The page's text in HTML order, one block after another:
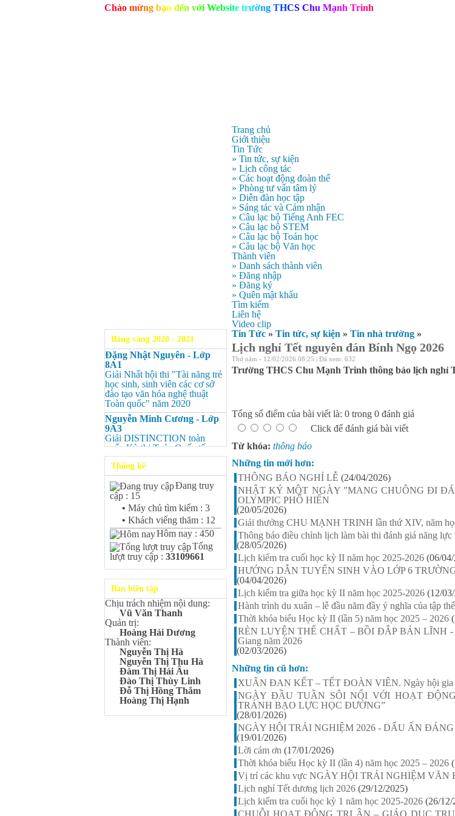
Chào mừng bạn đến với Website trường THCS Chu Mạnh Trinh
Trang chủ
Giới thiệu
Tin Tức
» Tin tức, sự kiện
» Lịch công tác
» Các hoạt động đoàn thể
» Phòng tư vấn tâm lý
» Diễn đàn học tập
» Sáng tác và Cảm nhận
» Câu lạc bộ Tiếng Anh FEC
» Câu lạc bộ STEM
» Câu lạc bộ Toán học
» Câu lạc bộ Văn học
Thành viên
» Danh sách thành viên
» Đăng nhập
» Đăng ký
» Quên mật khẩu
Tìm kiếm
Liên hệ
Video clip
Bảng vàng 2020 - 2021
Đặng Nhật Nguyên - Lớp
8A1
Giải Nhất hội thi "Tài năng trẻ
học sinh, sinh viên các cơ sở
đào tạo văn hóa nghệ thuật
Toàn quốc" năm 2020
Nguyễn Minh Cương - Lớp
9A3
Giải DISTINCTION toàn
quốc Kỳ thi Toán Quốc tế
Kangaroo – IKMC 2020
Nguyễn Minh Cương - Lớp
9A3
Giải Ba kỳ thi chọn HSG cấp
tỉnh môn Toán.
Bùi Quang Minh - Lớp 9A3
Giải DISTINCTION Toàn
quốc Kỳ thi Toán Quốc tế
Kangaroo – IKMC 2020
Bùi Quang Minh - Lớp 9A3
Giải Ba kỳ thi chọn HSG cấp
tỉnh môn Toán.
Đinh Anh Thư - Lớp 9A3
Giải Nhì kỳ thi chọn HSG cấp
tỉnh môn Sinh học.
Chu Quang Lượng - Lớp
9A3
Giải Ba kỳ thi chọn HSG cấp
tỉnh môn Toán.
Lê Minh Chiến- Lớp 9A3
Giải Ba kỳ thi chọn HSG cấp
tỉnh môn Sinh học.
Giải Ba kỳ thi chọn HSG cấp
Thống kê
Đang truy
cập : 15
• Máy chủ tìm kiếm : 3
• Khách viếng thăm : 12
Hôm nay : 450
Tổng
lượt truy cập : 33109661
Ban biên tập
Chịu trách nhiệm nội dung:
Vũ Văn Thanh
Quản trị:
Hoàng Hải Dương
Thành viên:
Nguyễn Thị Hà
Nguyễn Thị Thu Hà
Đàm Thị Hải Âu
Đào Thị Thùy Linh
Đỗ Thị Hồng Thắm
Hoàng Thị Hạnh
Tin Tức » Tin tức, sự kiện » Tin nhà trường »
Lịch nghỉ Tết nguyên đán Bính Ngọ 2026
Thứ năm - 12/02/2026 08:25 | Đã xem: 632
Trường THCS Chu Mạnh Trinh thông báo lịch nghỉ
Tổng số điểm của bài viết là: 0 trong 0 đánh giá
Click để đánh giá bài viết
Từ khóa: thông báo
Những tin mới hơn:
THÔNG BÁO NGHỈ LỄ (24/04/2026)
NHẬT KÝ MỘT NGÀY "MANG CHUÔNG ĐI
OLYMPIC PHỐ HIẾN
(20/05/2026)
Giải thưởng CHU MẠNH TRINH lần thứ XIV, năm
Thông báo điều chỉnh lịch làm bài thi đánh giá năng
(28/05/2026)
Lịch kiểm tra cuối học kỳ II năm học 2025-2026 (06/
HƯỚNG DẪN TUYỂN SINH VÀO LỚP 6
(04/04/2026)
Lịch kiểm tra giữa học kỳ II năm học 2025-2026 (12/
Hành trình du xuân – lễ đầu năm đầy ý nghĩa của tập
Thời khóa biểu Học kỳ II (lần 5) năm học 2025 – 2026
RÈN LUYỆN THỂ CHẤT – BỒI ĐẮP BẢN LĨNH -
Giang năm 2026
(02/03/2026)
Những tin cũ hơn:
XUÂN ĐAN KẾT – TẾT ĐOÀN VIÊN. Ngày hội gia
NGÀY ĐẦU TUẦN SÔI NỔI VỚI HOẠT
TRÁNH BẠO LỰC HỌC ĐƯỜNG”
(28/01/2026)
NGÀY HỘI TRẢI NGHIỆM 2026 - DẤU ẤN
(19/01/2026)
Lời cám ơn (17/01/2026)
Thời khóa biểu Học kỳ II (lần 4) năm học 2025 – 2026
Vị trí các khu vực NGÀY HỘI TRẢI NGHIỆM VĂN
Lịch nghỉ Tết dương lịch 2026 (29/12/2025)
Lịch kiểm tra cuối học kỳ 1 năm học 2025-2026 (26/12/
CHUỖI HOẠT ĐỘNG TRI ÂN – GIÁO DỤC